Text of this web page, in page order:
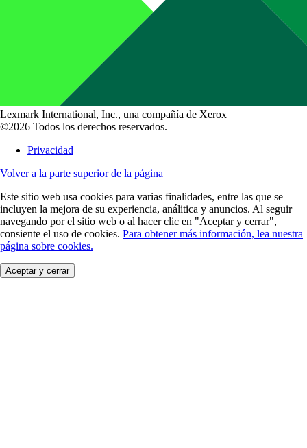
Lexmark International, Inc., una compañía de Xerox
©2026 Todos los derechos reservados.
Privacidad
Volver a la parte superior de la página
Este sitio web usa cookies para varias finalidades, entre las que se
incluyen la mejora de su experiencia, análitica y anuncios. Al seguir
navegando por el sitio web o al hacer clic en "Aceptar y cerrar",
consiente el uso de cookies. Para obtener más información, lea nuestra
página sobre cookies.
Aceptar y cerrar